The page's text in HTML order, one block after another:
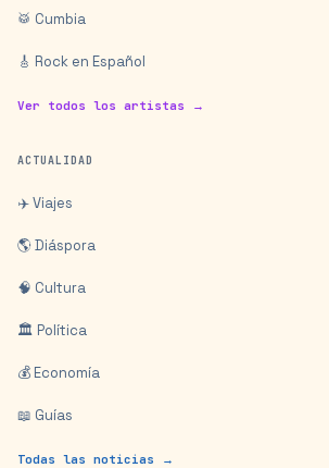
🥁 Cumbia
🎸 Rock en Español
Ver todos los artistas →
ACTUALIDAD
✈️ Viajes
🌎 Diáspora
🧠 Cultura
🏛️ Política
💰 Economía
📖 Guías
Todas las noticias →